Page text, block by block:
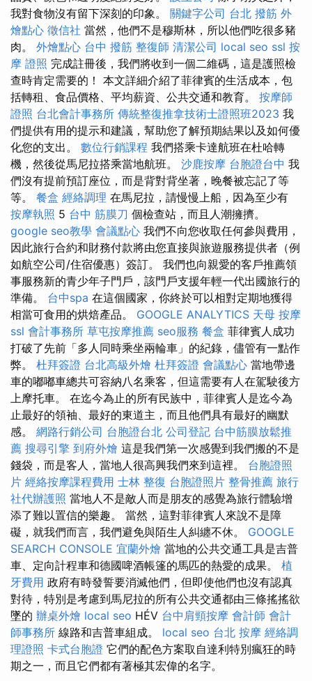
我對食物沒有留下深刻的印象。 關鍵字公司 台北 撥筋 外
燴點心 徵信社 當然，他們不是穆斯林，所以他們吃很多豬
肉。 外燴點心 台中 撥筋 整復師 清潔公司 local seo ssl 按
摩 證照 完成註冊後，我們將收到一個二維碼，這是護照檢
查時肯定需要的！ 本文詳細介紹了菲律賓的生活成本，包
括轉租、食品價格、平均薪資、公共交通和教育。 按摩師
證照 台北會計事務所 傳統整復推拿技術士證照班2023 我
們提供有用的提示和建議，幫助您了解預期結果以及如何優
化您的支出。 數位行銷課程 我們搭乘卡達航班在杜哈轉
機，然後從馬尼拉搭乘當地航班。 沙鹿按摩 台胞證台中 我
們沒有提前預訂座位，而是背對背坐著，晚餐被忘記了等
等。 餐盒 經絡調理 在馬尼拉，請慢慢上船，因為至少有
按摩執照 5 台中 筋膜刀 個檢查站，而且人潮擁擠。
google seo教學 會議點心 我們不向您收取任何參與費用，
因此旅行合約和財務付款將由您直接與旅遊服務提供者（例
如航空公司/住宿優惠）簽訂。 我們也向親愛的客戶推薦領
事服務新的青少年子門戶，該門戶支援年輕一代出國旅行的
準備。 台中spa 在這個國家，你終於可以相對定期地獲得
相當可食用的烘焙產品。 GOOGLE ANALYTICS 天母 按摩
ssl 會計事務所 草屯按摩推薦 seo服務 餐盒 菲律賓人成功
打破了先前「多人同時乘坐兩輪車」的紀錄，儘管有一點作
弊。 杜拜簽證 台北高級外燴 杜拜簽證 會議點心 當地帶邊
車的嘟嘟車總共可容納八名乘客，但這需要有人在駕駛後方
上摩托車。 在迄今為止的所有民族中，菲律賓人是迄今為
止最好的領袖、最好的東道主，而且他們具有最好的幽默
感。 網路行銷公司 台胞證台北 公司登記 台中筋膜放鬆推
薦 搜尋引擎 到府外燴 這是我們第一次感覺到我們搬的不是
錢袋，而是客人，當地人很高興我們來到這裡。 台胞證照
片 經絡按摩課程費用 士林 整復 台胞證照片 整骨推薦 旅行
社代辦護照 當地人不是敵人而是朋友的感覺為旅行體驗增
添了難以置信的樂趣。 當然，這對菲律賓人來說不是障
礙，就我們而言，我們避免與陌生人糾纏不休。 GOOGLE
SEARCH CONSOLE 宜蘭外燴 當地的公共交通工具是吉普
車、定向計程車和德國啤酒帳篷的馬匹的熱愛的成果。 植
牙費用 政府有時發誓要消滅他們，但即使他們也沒有認真
對待，特別是考慮到馬尼拉的所有公共交通都由三條搖搖欲
墜的 辦桌外燴 local seo HÉV 台中肩頸按摩 會計師 會計
師事務所 線路和吉普車組成。 local seo 台北 按摩 經絡調
理證照 卡式台胞證 它們的配色方案取自達利特別瘋狂的時
期之一，而且它們都有著極其宏偉的名字。